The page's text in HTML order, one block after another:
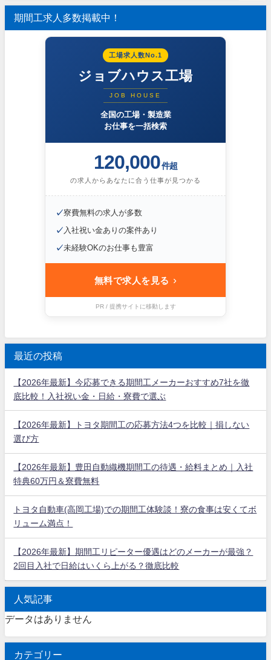
期間工求人多数掲載中！
工場求人数No.1
ジョブハウス工場
JOB HOUSE
全国の工場・製造業
お仕事を一括検索
120,000件超
の求人からあなたに合う仕事が見つかる
✓寮費無料の求人が多数
✓ 入社祝い金ありの案件あり
✓未経験OKのお仕事も豊富
無料で求人を見る ›
PR / 提携サイトに移動します
最近の投稿
【2026年最新】今応募できる期間工メーカーおすすめ7社を徹
底比較！入社祝い金・日給・寮費で選ぶ
【2026年最新】トヨタ期間工の応募方法4つを比較｜損しない
選び方
【2026年最新】豊田自動織機期間工の待遇・給料まとめ｜入社
特典60万円＆寮費無料
トヨタ自動車(高岡工場)での期間工体験談！寮の食事は安くてボ
リューム満点！
【2026年最新】期間工リピーター優遇はどのメーカーが最強？
2回目入社で日給はいくら上がる？徹底比較
人気記事
データはありません
カテゴリー